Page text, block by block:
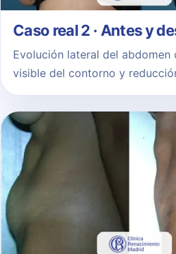
Caso real 2 · Antes y
Evolución lateral del abdomen
visible del contorno y